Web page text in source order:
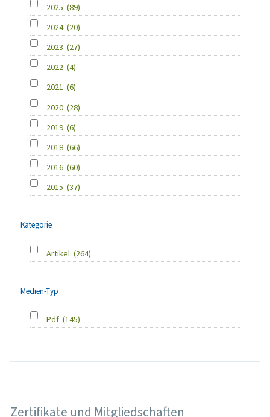
2025 (89)
2024 (20)
2023 (27)
2022 (4)
2021 (6)
2020 (28)
2019 (6)
2018 (66)
2016 (60)
2015 (37)
Kategorie
Artikel (264)
Medien-Typ
Pdf (145)
Zertifikate und Mitgliedschaften